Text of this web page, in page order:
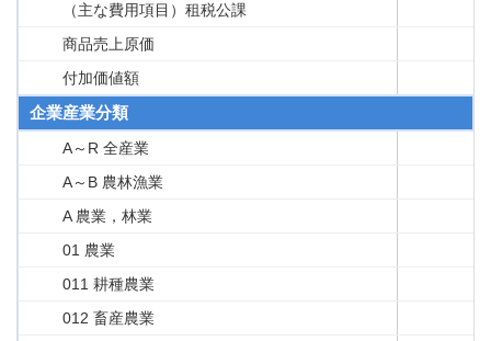
（主な費用項目）租税公課
商品売上原価
付加価値額
企業産業分類
A～R 全産業
A～B 農林漁業
A 農業，林業
01 農業
011 耕種農業
012 畜産農業